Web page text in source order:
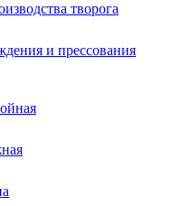
творога
и прессования